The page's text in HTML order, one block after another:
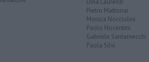
Dina Laurenzi
Pietro Mattonai
Monica Nocciolini
Paolo Nocentini
Gabriele Santarnecchi
Paola Silvi